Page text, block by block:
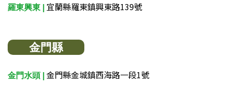
羅東興東 | 宜蘭縣羅東鎮興東路139號
金門縣
金門水頭 | 金門縣金城鎮西海路一段1號